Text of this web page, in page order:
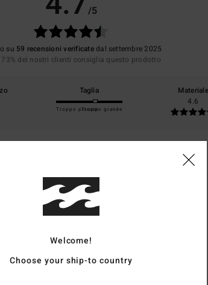
/5
su 59 recensioni verificatedal settembre 2025
73% dei nostri clienti consiglia questo prodotto
Taglia
Troppo piccoloTroppo grande
Materiale
4.6
qualità del prodotto, complimenti, è davvero da urlo. Lo
/5 Colore: 5/5
Taglia: Taglia perfettaMateriale: 5 /5 Colore
Welcome!
Choose your ship-to country